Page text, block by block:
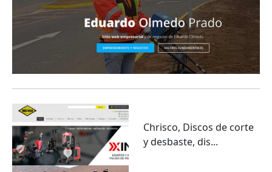
Chrisco, Discos de corte
y desbaste, dis...